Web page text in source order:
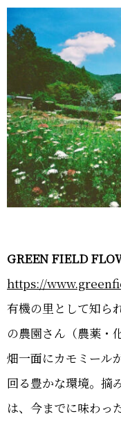
GREEN FIELD
https://
有機の里として知ら
の農園さん（農薬・
畑一面にカモミール
回る豊かな環境。摘
は、今までに味わっ